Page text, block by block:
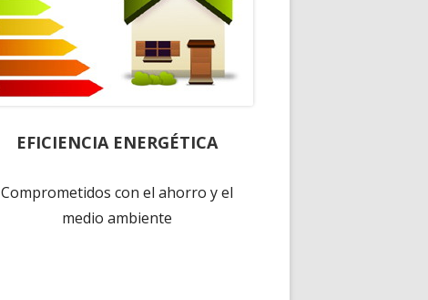
EFICIENCIA ENERGÉTICA
Comprometidos con el ahorro y el
medio ambiente